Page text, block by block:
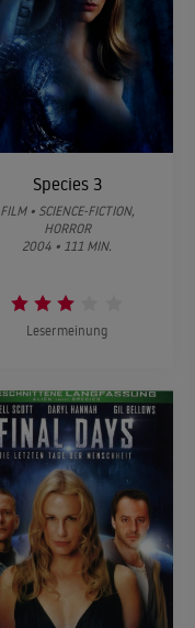
Species 3
FILM • SCIENCE-FICTION,
HORROR
2004 • 111 MIN.
Lesermeinung